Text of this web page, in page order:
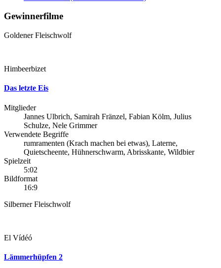
Gewinnerfilme
Goldener Fleischwolf
Himbeerbizet
Das letzte Eis
Mitglieder
Jannes Ulbrich, Samirah Fränzel, Fabian Kölm, Julius
Schulze, Nele Grimmer
Verwendete Begriffe
rumramenten (Krach machen bei etwas), Laterne,
Quietscheente, Hühnerschwarm, Abrisskante, Wildbier
Spielzeit
5:02
Bildformat
16:9
Silberner Fleischwolf
El Vídéó
Lämmerhüpfen 2